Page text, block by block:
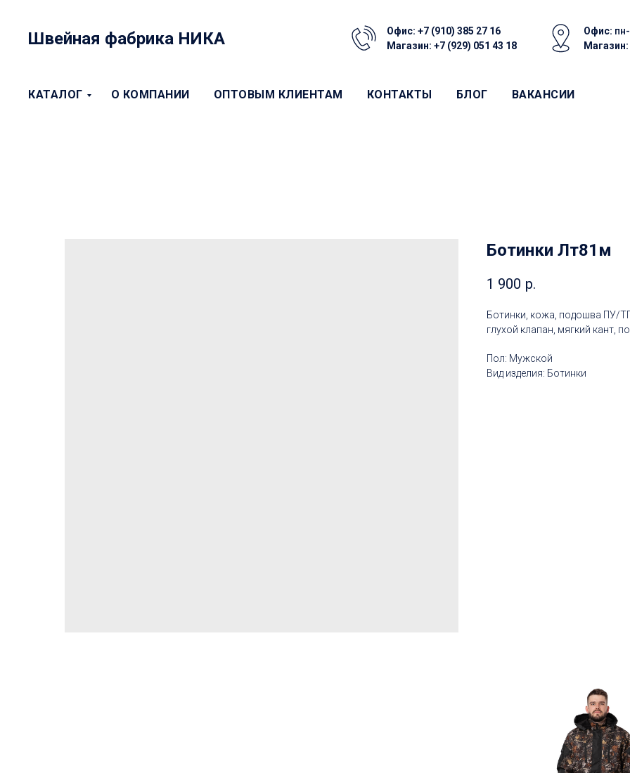
Швейная фабрика НИКА Офис: +7 (910) 385 27 16
Магазин: +7 (929) 051 43 18
Офис:
Магазин:
КАТАЛОГ О КОМПАНИИ ОПТОВЫМ КЛИЕНТАМ КОНТАКТЫ БЛОГ ВАКАНСИИ
Ботинки Лт81м
1 900 р.
Ботинки, кожа, подошва ПУ/
глухой клапан, мягкий кант,
Пол: Мужской
Вид изделия: Ботинки